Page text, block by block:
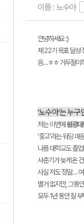
이름 : 노수아
안녕하세요 :)
제 22기 목표 달성
음…ㅎㅎ 거두절미
‘노수아’는 누
저는 이번에 원광대
‘중고’라는 워딩
나름 대학교도 졸
사춘기가 늦게 온
사실 저도 정말…
별거 없지만, 그동
모두 1년 동안 잘